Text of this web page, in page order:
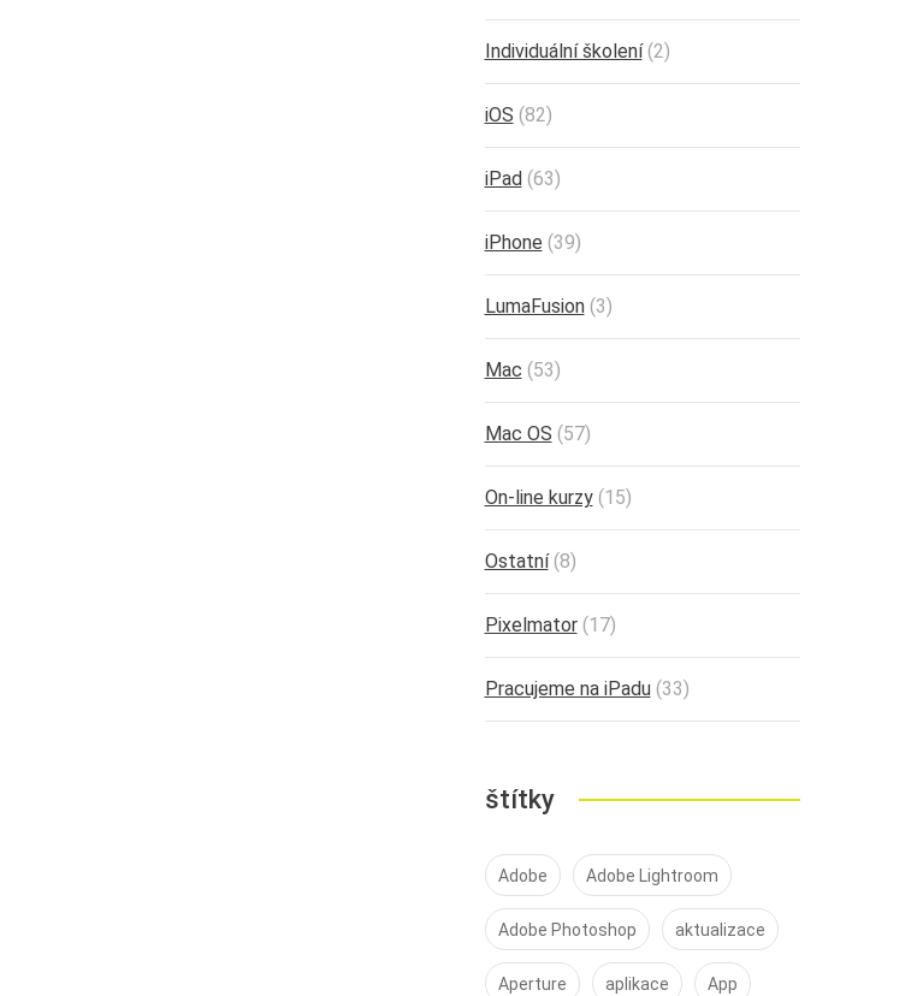
Individuální školení(2)
iOS (82)
iPad(63)
iPhone (39)
LumaFusion(3)
Mac (53)
Mac OS (57)
On-line kurzy(15)
Ostatní(8)
Pixelmator(17)
Pracujeme na iPadu(33)
štítky
Adobe Adobe Lightroom
Adobe Photoshop aktualizace
Aperture aplikace App